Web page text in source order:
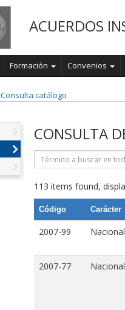
ACUERDOS
Formación Convenios
Consulta catálogo
CONSULTA
113 items found,
Código Carácter
2007-99 Nacional
2007-77 Nacional